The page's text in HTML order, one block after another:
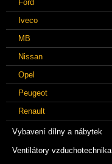
Ford
Iveco
MB
Nissan
Opel
Peugeot
Renault
Vybavení dílny a nábytek
Ventilátory vzduchotechnika